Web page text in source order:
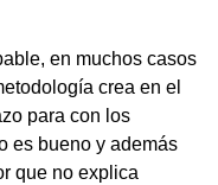
en muchos casos
crea en el
para con los
es bueno y además
que no explica